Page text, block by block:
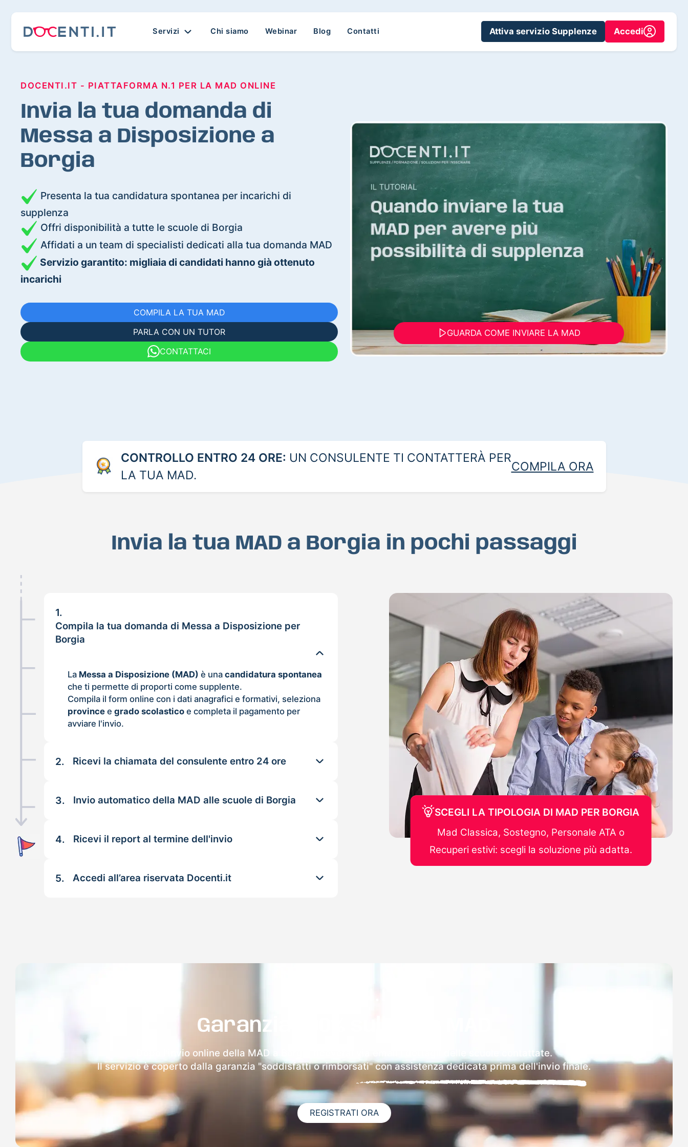
Servizi Chi siamo Webinar Blog Contatti Attiva servizio Supplenze Accedi
DOCENTI.IT - PIATTAFORMA N.1 PER LA MAD ONLINE
Invia la tua domanda di
Messa a Disposizione a
Borgia
Presenta la tua candidatura spontanea per incarichi di
supplenza
Offri disponibilità a tutte le scuole di Borgia
Affidati a un team di specialisti dedicati alla tua domanda MAD
Servizio garantito: migliaia di candidati hanno già ottenuto
incarichi
COMPILA LA TUA MAD
PARLA CON UN TUTOR
CONTATTACI
GUARDA COME INVIARE LA MAD
CONTROLLO ENTRO 24 ORE: UN CONSULENTE TI CONTATTERÀ PER
LA TUA MAD.
COMPILA ORA
Invia la tua MAD a Borgia in pochi passaggi
1.
Compila la tua domanda di Messa a Disposizione per
Borgia
La Messa a Disposizione (MAD) è unacandidatura spontanea
che ti permette di proporti come supplente.
Compila il form online con i dati anagrafici e formativi, seleziona
province egrado scolastico e completa il pagamento per
avviare l'invio.
2. Ricevi la chiamata del consulente entro 24 ore
3. Invio automatico della MAD alle scuole di Borgia
4. Ricevi il report al termine dell'invio
5. Accedi all’area riservata Docenti.it
SCEGLI LA TIPOLOGIA DI MAD PER BORGIA
Mad Classica, Sostegno, Personale ATA o
Recuperi estivi: scegli la soluzione più adatta.
Garanzia 100% sulla tua MAD
Dopo l'invio online della MAD a Borgia riceverai via email i dettagli delle scuole contattate.
Il servizio è coperto dalla garanzia "soddisfatti o rimborsati" con assistenza dedicata prima dell'invio finale.
REGISTRATI ORA